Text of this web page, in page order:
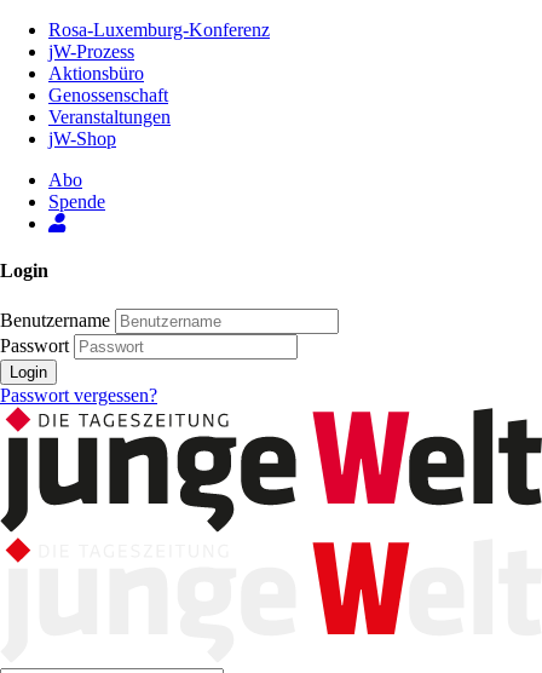
Inhalt
Seite
Rosa-Luxemburg-Konferenz
jW-Prozess
Aktionsbüro
Genossenschaft
Veranstaltungen
jW-Shop
Abo
Spende
Login
Benutzername
Passwort
Login
Passwort vergessen?